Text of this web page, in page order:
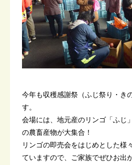
今年も収穫感謝祭（ふじ祭り・き
す。
会場には、地元産のリンゴ「ふじ
の農畜産物が大集合！
リンゴの即売会をはじめとした様
ていますので、ご家族でぜひお出